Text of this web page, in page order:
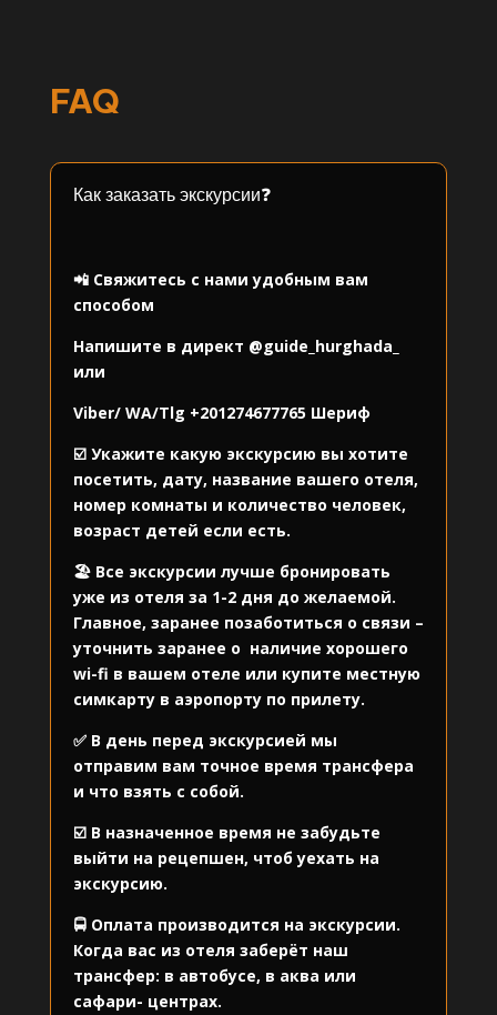
FAQ
Как заказать экскурсии❓
📲 Свяжитесь с нами удобным вам
способом
Напишите в директ @guide_hurghada_
или
Viber/ WA/Tlg +201274677765 Шериф
☑️ Укажите какую экскурсию вы хотите
посетить, дату, название вашего отеля,
номер комнаты и количество человек,
возраст детей если есть.
🏖️ Все экскурсии лучше бронировать
уже из отеля за 1-2 дня до желаемой.
Главное, заранее позаботиться о связи –
уточнить заранее о наличие хорошего
wi-fi в вашем отеле или купите местную
симкарту в аэропорту по прилету.
✅ В день перед экскурсией мы
отправим вам точное время трансфера
и что взять с собой.
☑️ В назначенное время не забудьте
выйти на рецепшен, чтоб уехать на
экскурсию.
🚍 Оплата производится на экскурсии.
Когда вас из отеля заберёт наш
трансфер: в автобусе, в аква или
сафари- центрах.